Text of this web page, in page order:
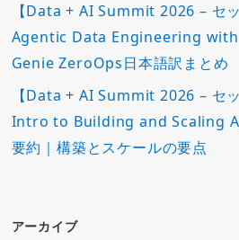
【Data + AI Summit 2026 – セ
Agentic Data Engineering
Genie ZeroOps日本語訳まとめ
【Data + AI Summit 2026 – セ
Intro to Building and Scaling
要約｜構築とスケールの要点
アーカイブ